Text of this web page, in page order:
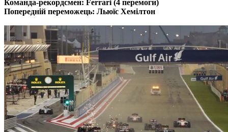
Команда-рекордсмен: Ferrari (4 перемоги)
Попередній переможець: Льюїс Хемілтон